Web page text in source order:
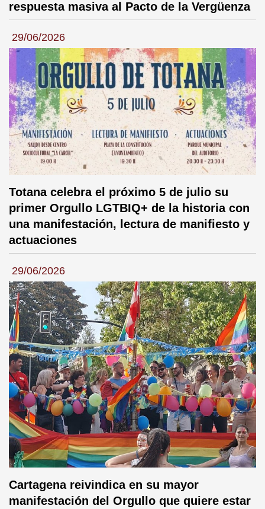
respuesta masiva al Pacto de la Vergüenza
29/06/2026
Totana celebra el próximo 5 de julio su
primer Orgullo LGTBIQ+ de la historia con
una manifestación, lectura de manifiesto y
actuaciones
29/06/2026
Cartagena reivindica en su mayor
manifestación del Orgullo que quiere estar